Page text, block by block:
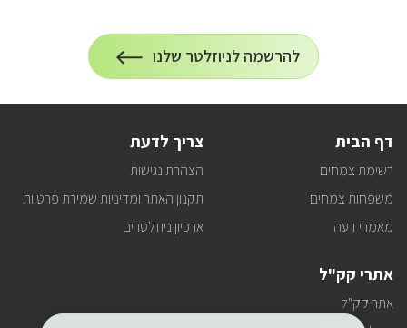
הרשמה
להרשמה לניוזלטר שלנו
על
הרשמה
דף הבית
רשימת צמחים
משפחות צמחים
מאמרי דעה
צריך לדעת
הצהרת נגישות
תקנון האתר ומדיניות שמירת פרטיות
ארכיון ניוזלטרים
אתרי קק"ל
אתר קק"ל